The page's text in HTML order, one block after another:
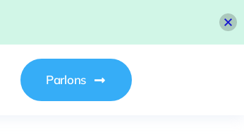
Parlons